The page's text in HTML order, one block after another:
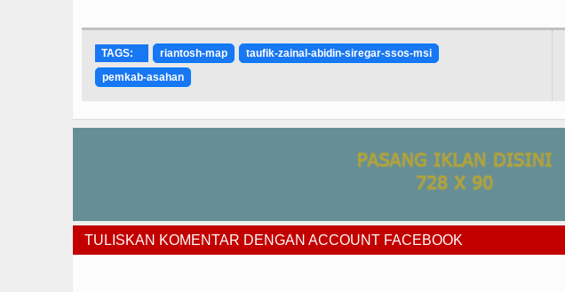
TAGS: riantosh-map
taufik-zainal-abidin-siregar-ssos-msi
pemkab-asahan
TULISKAN KOMENTAR DENGAN ACCOUNT FACEBOOK